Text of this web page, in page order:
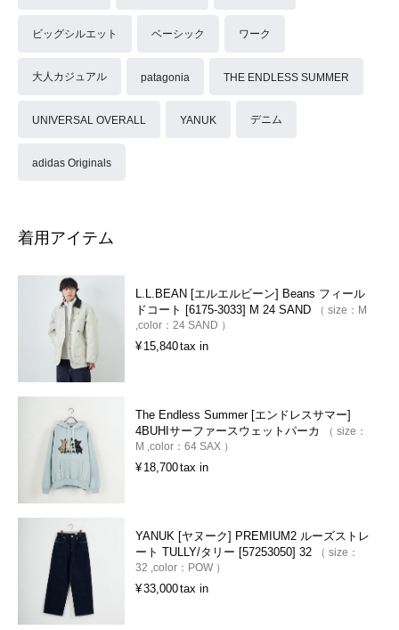
ビッグシルエット ベーシック ワーク
大人カジュアル patagonia THE ENDLESS SUMMER
UNIVERSAL OVERALL YANUK デニム
adidas Originals
着用アイテム
L.L.BEAN [エルエルビーン] Beans フィール
ドコート [6175-3033] M 24 SAND
size： M
color： 24 SAND
¥ 15,840tax in
The Endless Summer [エンドレスサマー]
4BUHIサーファースウェットパーカ
size：
M color： 64 SAX
¥ 18,700tax in
YANUK [ヤヌーク] PREMIUM2 ルーズストレ
ート TULLY/タリー [57253050] 32
size：
32 color： POW
¥33,000tax in